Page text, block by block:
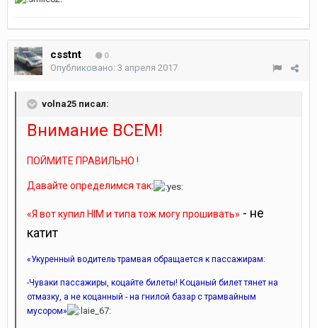
csstnt 0
Опубликовано: 3 апреля 2017
volna25 писал:
Внимание ВСЕМ!
ПОЙМИТЕ ПРАВИЛЬНО !
Давайте определимся так:
«Я вот купил HIM и типа тож могу прошивать» - не
катит
«Укуренный водитель трамвая обращается к пассажирам:
-Чуваки пассажиры, коцайте билеты! Коцаный билет тянет на
отмазку, а не коцанный - на гнилой базар с трамвайным
мусором»